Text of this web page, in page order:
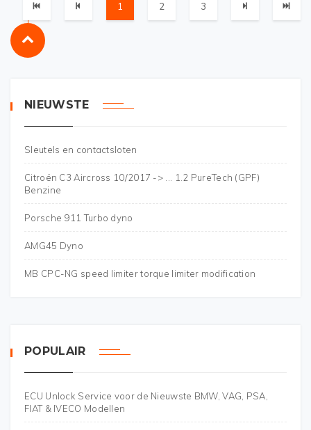
1 2 3
NIEUWSTE
Sleutels en contactsloten
Citroën C3 Aircross 10/2017 -> ... 1.2 PureTech (GPF)
Benzine
Porsche 911 Turbo dyno
AMG45 Dyno
MB CPC-NG speed limiter torque limiter modification
POPULAIR
ECU Unlock Service voor de Nieuwste BMW, VAG, PSA,
FIAT & IVECO Modellen